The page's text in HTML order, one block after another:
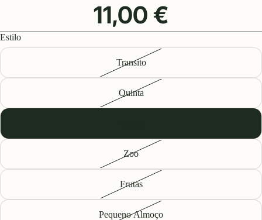
11,00 €
Estilo
Transito
Quinta
Zoo
Frutas
Pequeno Almoço